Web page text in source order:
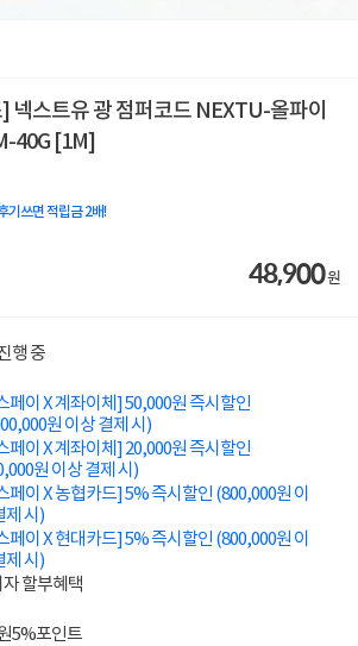
넥스트유 광 점퍼코드 NEXTU-올파이
40G [1M]
기쓰면 적립금 2배!
48,900원
행 중
페이 X 계좌이체] 50,000원 즉시할인
원 이상 결제 시)
페이 X 계좌이체] 20,000원 즉시할인
원 이상 결제 시)
페이 X 농협카드] 5% 즉시할인 (800,000원 이
제 시)
페이 X 현대카드] 5% 즉시할인 (800,000원 이
제 시)
할부혜택
5%포인트